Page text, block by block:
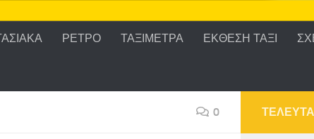
ΡΕΤΡΟ ΤΑΞΙΜΕΤΡΑ ΕΚΘΕΣΗ ΤΑΞΙ
0